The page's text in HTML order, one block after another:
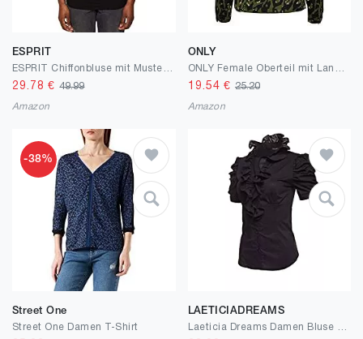
ESPRIT
29.78 €49.99
Amazon
ONLY
19.54 € 25.20
Amazon
-38%
Street One
Street One Damen T-Shirt
LAETICIADREAMS